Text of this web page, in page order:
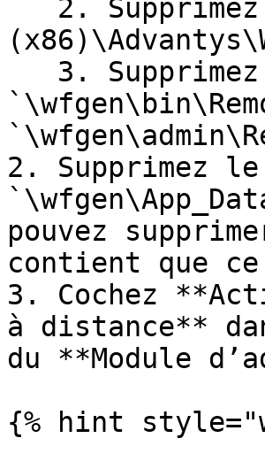
2. Supprimez le
pouvez
contient que
3. Cochez
à distance**
du **Module
{% hint